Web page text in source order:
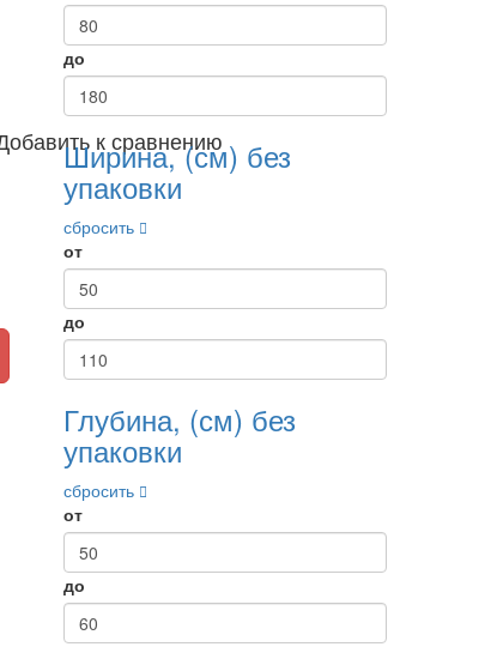
к сравнению
до
Ширина, (см) без
упаковки
сбросить
от
до
Глубина, (см) без
упаковки
сбросить
от
до